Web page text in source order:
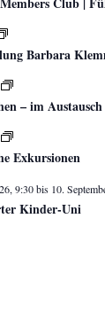
Barbara
– im
Exkursionen
9:30bis 10.
Kinder-Uni